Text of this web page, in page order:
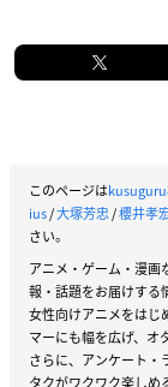
このページは
ius/大塚芳忠/櫻井孝
さい。
アニメ・ゲーム・漫画
報・話題をお届けする
女性向けアニメをはじ
マーにも幅を広げ、オ
さらに、アンケート・
タクがワクワク楽しめ